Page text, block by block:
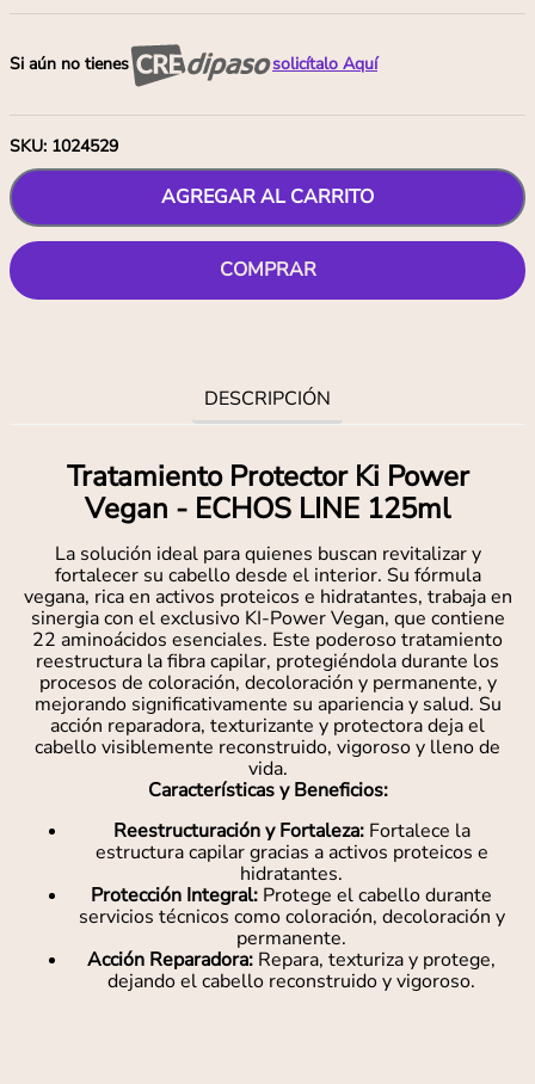
Si aún no tienes solicítalo Aquí
SKU: 1024529
AGREGAR AL CARRITO
COMPRAR
DESCRIPCIÓN
Tratamiento Protector Ki Power
Vegan - ECHOS LINE 125ml
La solución ideal para quienes buscan revitalizar y
fortalecer su cabello desde el interior. Su fórmula
vegana, rica en activos proteicos e hidratantes, trabaja en
sinergia con el exclusivo KI-Power Vegan, que contiene
22 aminoácidos esenciales. Este poderoso tratamiento
reestructura la fibra capilar, protegiéndola durante los
procesos de coloración, decoloración y permanente, y
mejorando significativamente su apariencia y salud. Su
acción reparadora, texturizante y protectora deja el
cabello visiblemente reconstruido, vigoroso y lleno de
vida.
Características y Beneficios:
Reestructuración y Fortaleza:Fortalece la
estructura capilar gracias a activos proteicos e
hidratantes.
Protección Integral: Protege el cabello durante
servicios técnicos como coloración, decoloración y
permanente.
Acción Reparadora: Repara, texturiza y protege,
dejando el cabello reconstruido y vigoroso.